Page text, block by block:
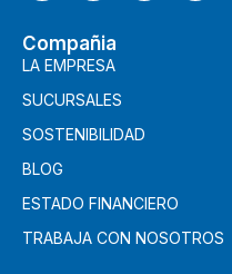
Compañia
LA EMPRESA
SUCURSALES
SOSTENIBILIDAD
BLOG
ESTADO FINANCIERO
TRABAJA CON NOSOTROS